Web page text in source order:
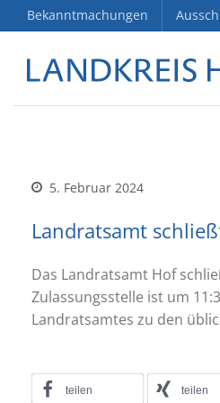
Bekanntmachungen
5. Februar 2024
Landratsamt
Das Landratsamt Hof
Zulassungsstelle ist um
Landratsamtes zu den
teilen teilen